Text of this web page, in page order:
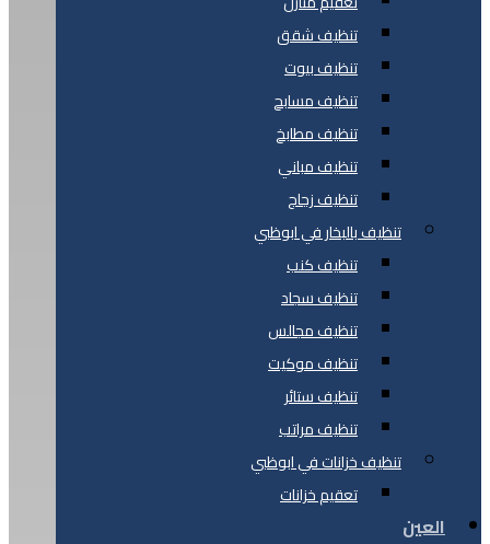
تنظيف شقق
تنظيف بيوت
تنظيف مسابح
تنظيف مطابخ
تنظيف مباني
تنظيف زجاج
تنظيف بالبخار في ابوظبي
تنظيف كنب
تنظيف سجاد
تنظيف مجالس
تنظيف موكيت
تنظيف ستائر
تنظيف مراتب
تنظيف خزانات في ابوظبي
تعقيم خزانات
العين